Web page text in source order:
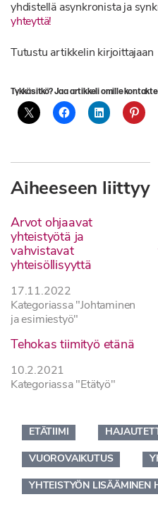
yhdistellä asynkronista ja
yhteyttä!
Tutustu artikkelin kirjoittajaan
Tykkäsitkö? Jaa artikkeli omille
Aiheeseen liittyy
Arvot ohjaavat
yhteistyötä ja
vahvistavat
yhteisöllisyyttä
17.11.2022
Kategoriassa "Johtaminen
ja esimiestyö"
Tehokas tiimityö etänä
10.2.2021
Kategoriassa "Etätyö"
ETÄTIIMI
VUOROVAIKUTUS
YHTEISTYÖN LISÄÄMINEN